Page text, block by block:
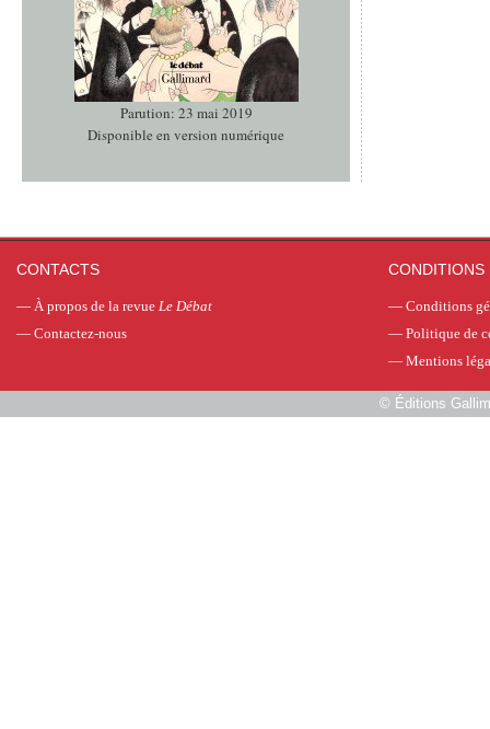
Parution: 23 mai 2019
Disponible en version numérique
CONTACTS
— À propos de la revue Le Débat
— Contactez-nous
CONDITIONS
— Conditions
— Politique de
— Mentions
© Éditions